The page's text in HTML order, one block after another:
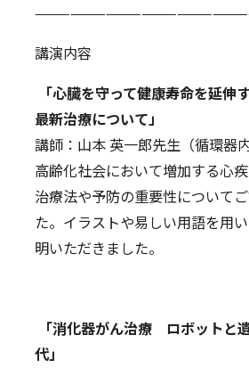
講演内容
「心臓を守って健康寿命を延
最新治療について」
講師：山本 英一郎先生（循環器内
高齢化社会において増加する心
治療法や予防の重要性について
た。イラストや易しい用語を用
明いただきました。
「消化器がん治療 ロボットと
代」